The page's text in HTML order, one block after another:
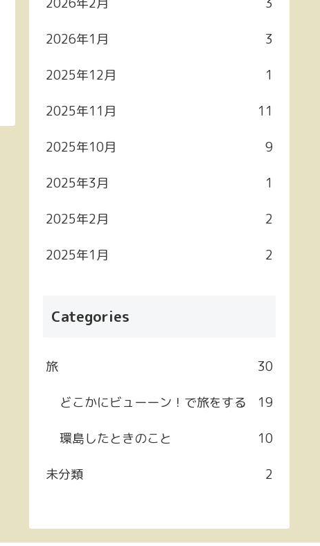
2026年1月 3
2025年12月 1
2025年11月 11
2025年10月 9
2025年3月 1
2025年2月 2
2025年1月 2
Categories
旅 30
どこかにビューーン！で旅をする 19
環島したときのこと 10
未分類 2